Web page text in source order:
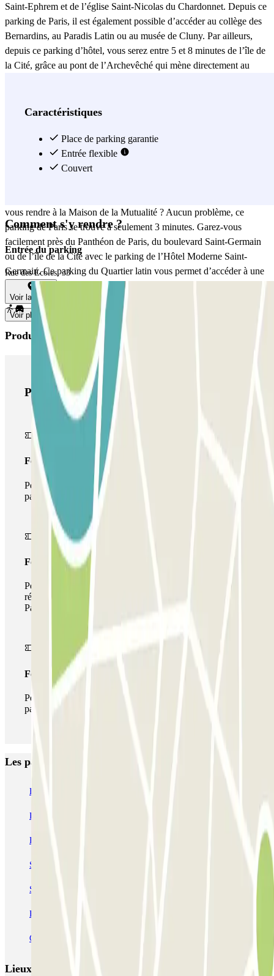
Saint-Ephrem et de l’église Saint-Nicolas du Chardonnet. Depuis ce
parking de Paris, il est également possible d’accéder au collège des
Bernardins, au Paradis Latin ou au musée de Cluny. Par ailleurs,
depuis ce parking d’hôtel, vous serez entre 5 et 8 minutes de l’île de
la Cité, grâce au pont de l’Archevêché qui mène directement au
en hôtels, en cafés et en restaurants. Si vous faites du tourisme à
tranquille dans le centre-ville de Paris, ce parking constitue donc un
excellent endroit pour laisser votre voiture en toute sécurité. Depuis
le parking de l’Hôtel Moderne Saint-Germain, vous pourrez
vous rendre à la Maison de la Mutualité ? Aucun problème, ce
parking de Paris se trouve à seulement 3 minutes. Garez-vous
facilement près du Panthéon de Paris, du boulevard Saint-Germain
ou de l’île de la Cité avec le parking de l’Hôtel Moderne Saint-
Germain. Ce parking du Quartier latin vous permet d’accéder à une
multitude d’hôtels et de restaurants parisiens, s’avérant idéal pour
faire du tourisme dans la capitale !
Voir plus
Caractéristiques
Place de parking garantie
Entrée flexible
Couvert
Comment s'y rendre ?
Entrée du parking
Rue des Écoles, 33
Voir la carte
Produits Parclick
Produits Parclick
Forfait Simple
Pendant votre séjour, vous ne pourrez entrer et sortir du
parking qu'une seule fois
Forfait de stationnement multiple
Pendant votre séjour, vous pouvez utiliser l'ensemble du
réseau de parkings de cet opérateur disponible sur
Parclick.
Forfait illimité
Pendant votre séjour, vous pouvez entrer et sortir du
parking aussi souvent que vous le souhaitez.
Les parkings les mieux notés à Paris
Bastille - Saint-Antoine
Parkélis Lefebvre
Forum des Halles-Rambuteau
SAEMES Méditerranée Gare de Lyon
SAEMES Goutte d'Or - Gare du Nord
Bercy - Arena - Gare de Lyon
Garage d'Abbeville - Gare du Nord
Lieux et événements intéressants à proximité Hôtel